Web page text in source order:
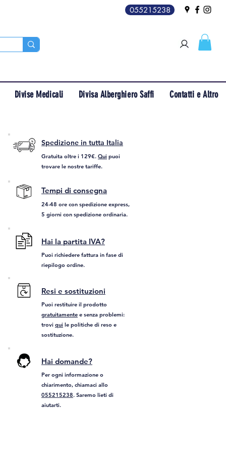
055215238
Divise Medicali Divisa Alberghiero Saffi Contatti e Altro
Spedizione in tutta Italia
Gratuita oltre i 129€. Qui puoi
trovare le nostre tariffe.
Tempi di consegna
24-48 ore con spedizione express,
5 giorni con spedizione ordinaria.
Hai la partita IVA?
Puoi richiedere fattura in fase di
riepilogo ordine.
Resi e sostituzioni
Puoi restituire il prodotto
gratuitamente e senza problemi:
trovi qui le politiche di reso e
sostituzione.
Hai domande?
Per ogni informazione o
chiarimento, chiamaci allo
055215238. Saremo lieti di
aiutarti.